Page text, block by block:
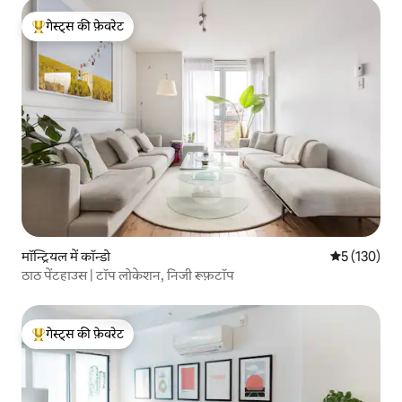
गेस्ट्स का टॉप फ़ेवरेट
गेस्ट्स की फ़ेवरेट
मॉन्ट्रियल में कॉन्डो औसत रेटिंग 5
5 (130)
ठाठ पेंटहाउस | टॉप लोकेशन, निजी रूफ़टॉप
गेस्ट्स का टॉप फ़ेवरेट
गेस्ट्स की फ़ेवरेट